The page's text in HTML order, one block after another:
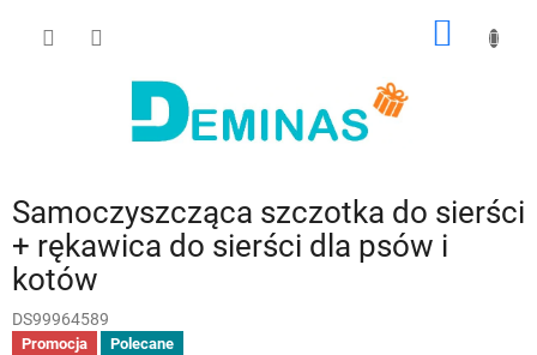
Samoczyszcząca szczotka do sierści
+ rękawica do sierści dla psów i
kotów
DS99964589
Promocja Polecane